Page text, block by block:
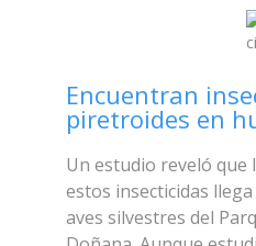
Encuentran
piretroides en
Un estudio reveló
estos insecticidas
aves silvestres del